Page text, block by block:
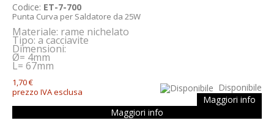
Codice: ET-7-700
Punta Curva per Saldatore da 25W
Materiale: rame nichelato
Tipo: a cacciavite
Dimensioni:
Ø= 4mm
L= 67mm
1,70 €
prezzo IVA esclusa
Disponibile
Maggiori info
Maggiori info